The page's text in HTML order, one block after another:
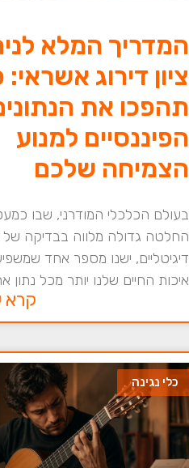
המדריך המלא
ציון דירוג אשראי:
תהפכו את
הפיננסיים למנוע
הצמיחה שלכם
בעולם הכלכלי המודרני, שבו
החלטה גדולה מלווה בבדיקה של
דיגיטליים, ישנו מספר אחד
איכות החיים שלנו יותר מכל נתון
קרא
כלי נגינה